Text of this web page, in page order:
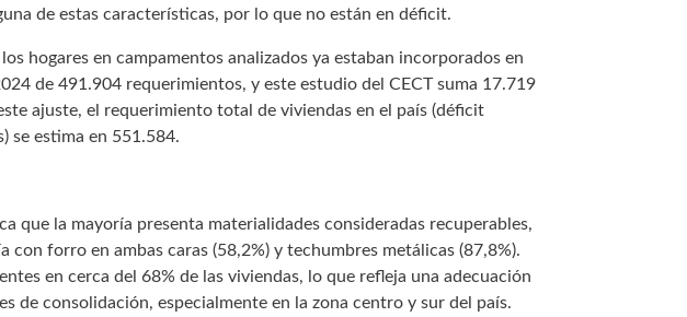
de estas características, por lo que no están en déficit.
hogares en campamentos analizados ya estaban incorporados en
de 491.904 requerimientos, y este estudio del CECT suma 17.719
ajuste, el requerimiento total de viviendas en el país (déficit
se estima en 551.584.
que la mayoría presenta materialidades consideradas recuperables,
forro en ambas caras (58,2%) y techumbres metálicas (87,8%).
en cerca del 68% de las viviendas, lo que refleja una adecuación
de consolidación, especialmente en la zona centro y sur del país.